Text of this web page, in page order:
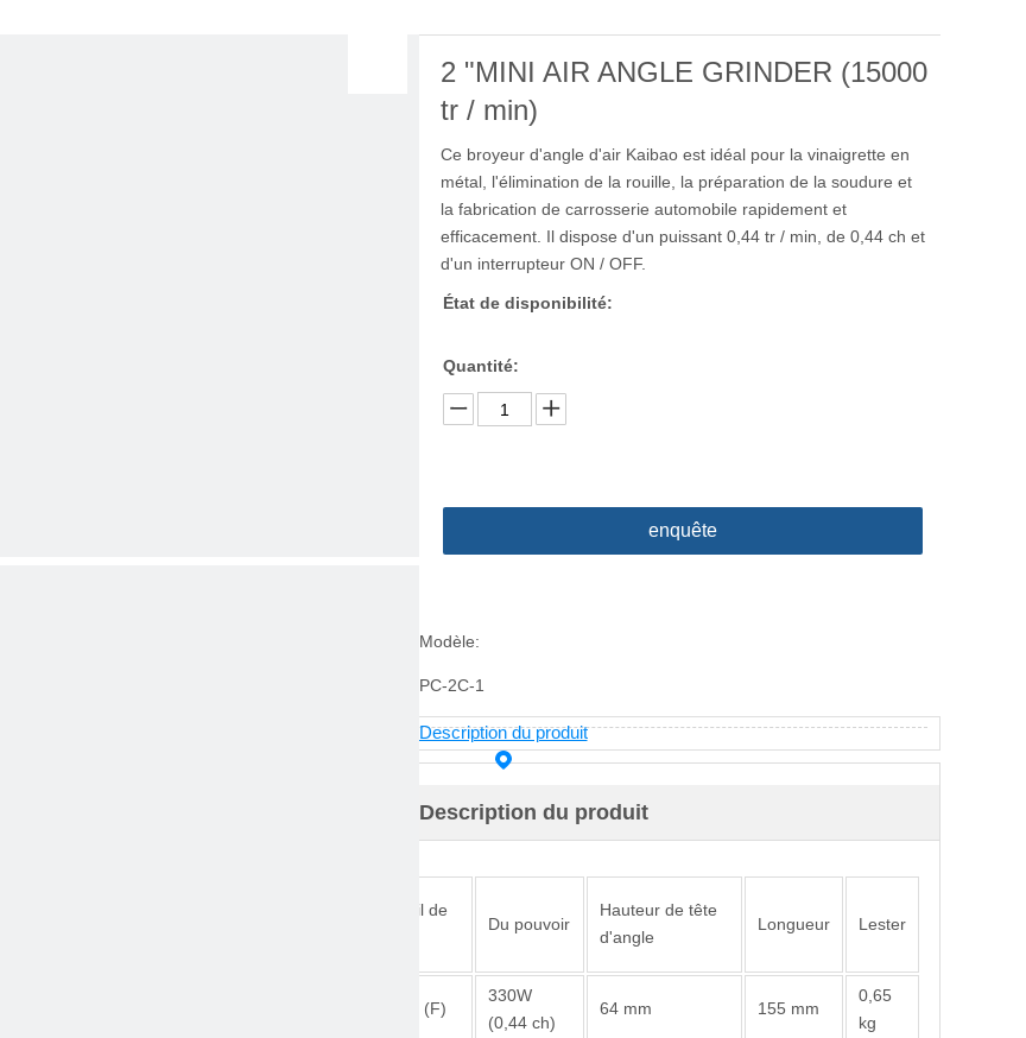
2 "MINI AIR ANGLE GRINDER (15000
tr / min)
Ce broyeur d'angle d'air Kaibao est idéal pour la vinaigrette en
métal, l'élimination de la rouille, la préparation de la soudure et
la fabrication de carrosserie automobile rapidement et
efficacement. Il dispose d'un puissant 0,44 tr / min, de 0,44 ch et
d'un interrupteur ON / OFF.
État de disponibilité:
Quantité:
enquête
Modèle:
PC-2C-1
Description du produit
Description du produit
Taille du fil de
Du pouvoir
Hauteur de tête
d'angle
Longueur Lester
M8-P1.25 (F)
330W
(0,44 ch)
64 mm 155 mm
0,65
kg